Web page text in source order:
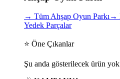
→ Tüm Ahşap Oyun Parkı→
Yedek Parçalar
⭐ Öne Çıkanlar
Şu anda gösterilecek ürün